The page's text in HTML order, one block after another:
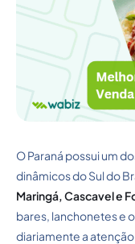
O Paraná possui um
dinâmicos do Sul do
Maringá, Cascavel e
bares, lanchonetes e
diariamente a